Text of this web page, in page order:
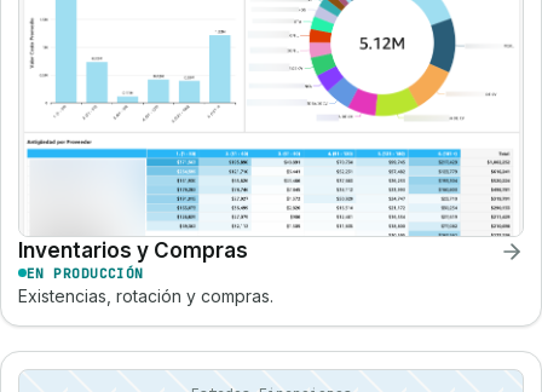
Inventarios y Compras
EN PRODUCCIÓN
Existencias, rotación y compras.